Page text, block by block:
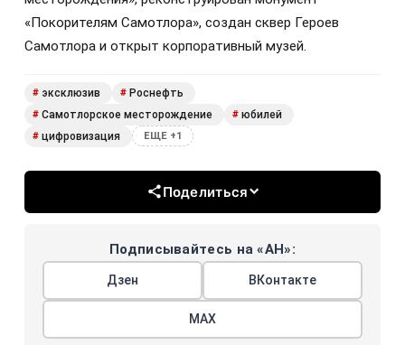
«Покорителям Самотлора», создан сквер Героев
Самотлора и открыт корпоративный музей.
# эксклюзив # Роснефть
# Самотлорское месторождение # юбилей
# цифровизация ЕЩЕ +1
Поделиться
Подписывайтесь на «АН»:
Дзен ВКонтакте
МАХ